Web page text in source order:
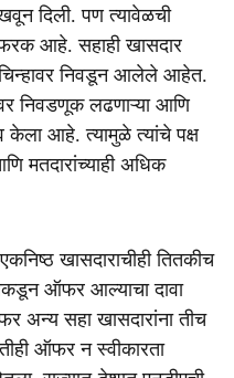
दिली. पण त्यावेळची
आहे. सहाही खासदार
चिन्हावर निवडून आलेले आहेत.
निवडणूक लढणाऱ्या आणि
केला आहे. त्यामुळे त्यांचे पक्ष
मतदारांच्याही अधिक
खासदाराचीही तितकीच
ऑफर आल्याचा दावा
अन्य सहा खासदारांना तीच
ऑफर न स्वीकारता